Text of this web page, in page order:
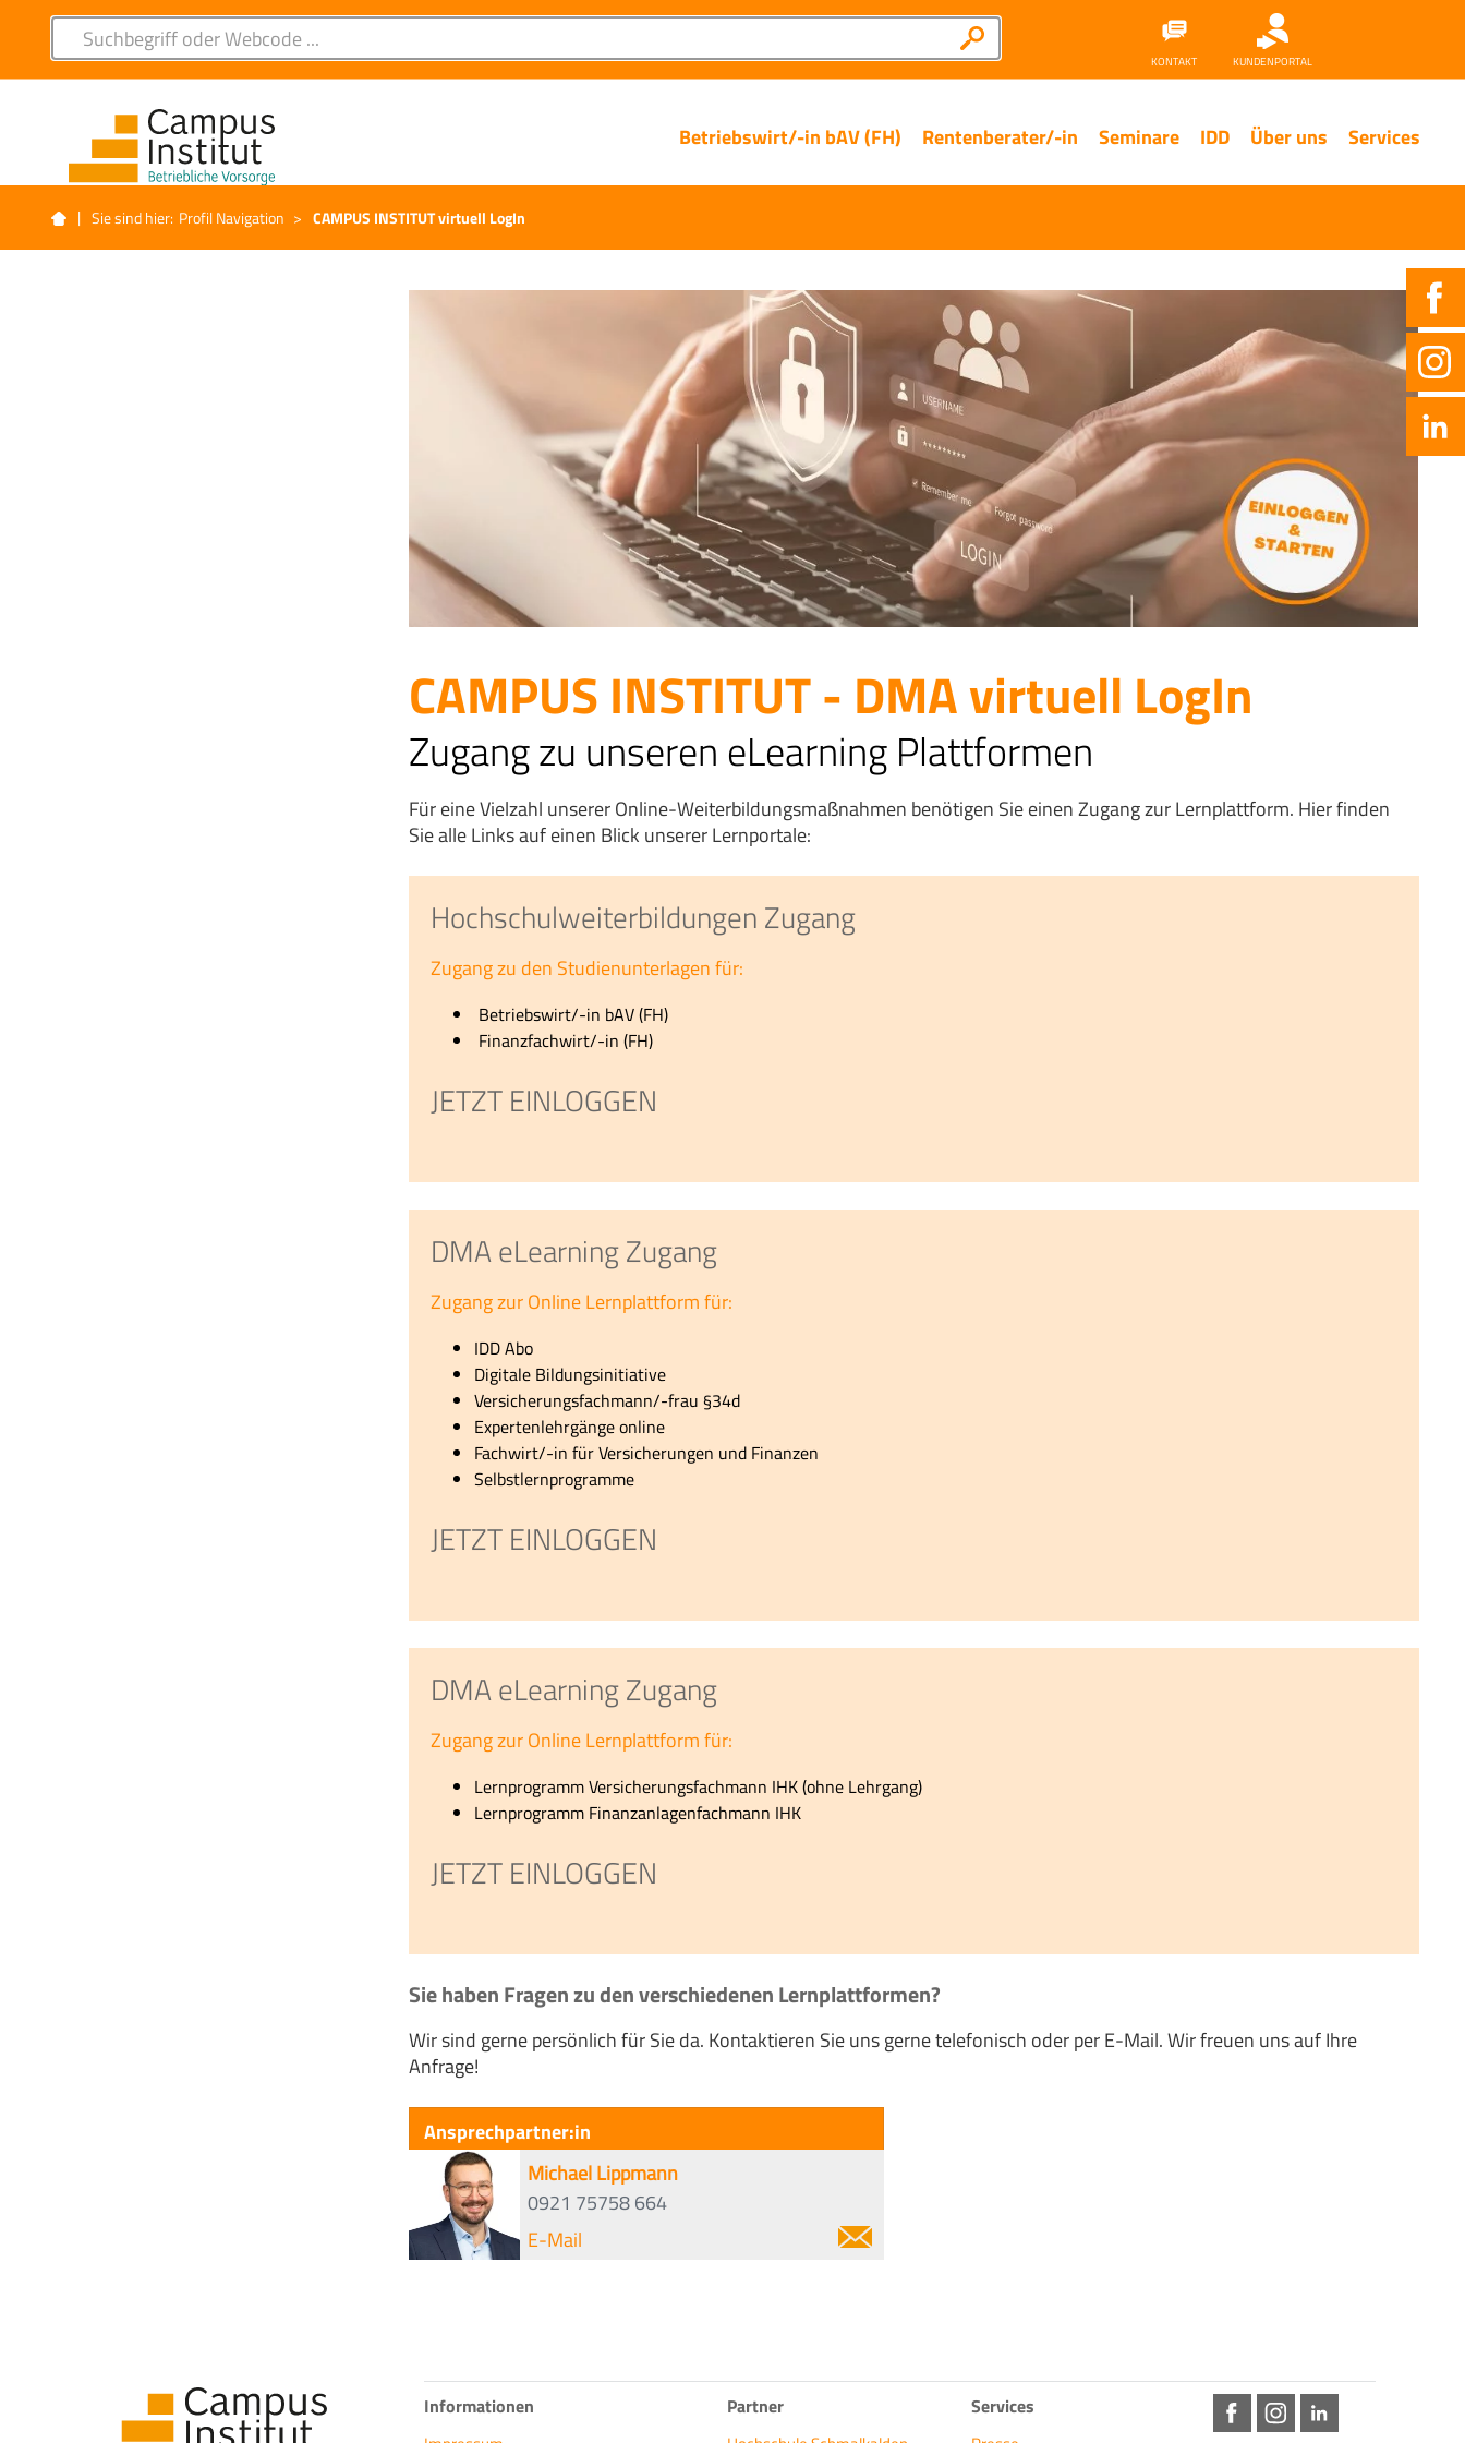
KONTAKT KUNDENPORTAL
Betriebswirt/-in bAV (FH) Rentenberater/-in Seminare IDD Über uns Services
Sie sind hier: Profil Navigation > CAMPUS INSTITUT virtuell LogIn
CAMPUS INSTITUT - DMA virtuell LogIn
Zugang zu unseren eLearning Plattformen
Für eine Vielzahl unserer Online-Weiterbildungsmaßnahmen benötigen Sie einen Zugang zur Lernplattform. Hier finden
Sie alle Links auf einen Blick unserer Lernportale:
Hochschulweiterbildungen Zugang
Zugang zu den Studienunterlagen für:
Betriebswirt/-in bAV (FH)
Finanzfachwirt/-in (FH)
JETZT EINLOGGEN
DMA eLearning Zugang
Zugang zur Online Lernplattform für:
IDD Abo
Digitale Bildungsinitiative
Versicherungsfachmann/-frau §34d
Expertenlehrgänge online
Fachwirt/-in für Versicherungen und Finanzen
Selbstlernprogramme
JETZT EINLOGGEN
DMA eLearning Zugang
Zugang zur Online Lernplattform für:
Lernprogramm Versicherungsfachmann IHK (ohne Lehrgang)
Lernprogramm Finanzanlagenfachmann IHK
JETZT EINLOGGEN
Sie haben Fragen zu den verschiedenen Lernplattformen?
Wir sind gerne persönlich für Sie da. Kontaktieren Sie uns gerne telefonisch oder per E-Mail. Wir freuen uns auf Ihre
Anfrage!
Ansprechpartner:in
Michael Lippmann
0921 75758 664
E-Mail
Informationen Partner Services